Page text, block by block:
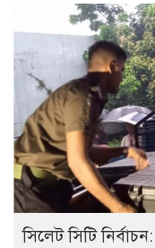
সিলেট সিটি